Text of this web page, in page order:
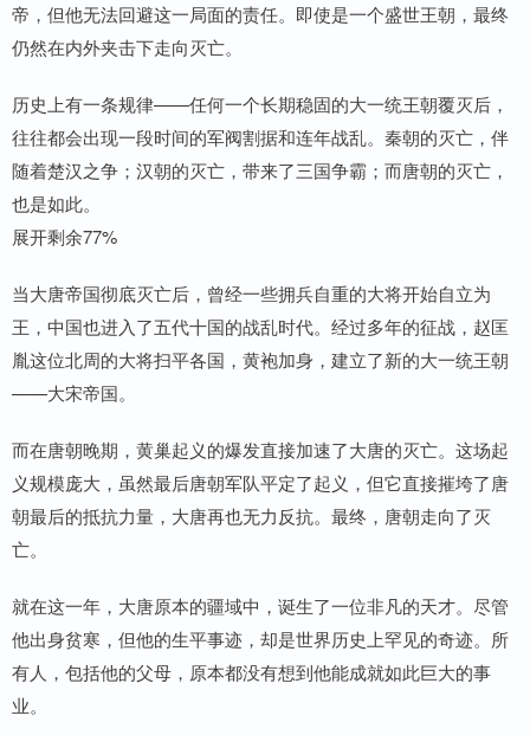
帝，但他无法回避这一局面的责任。即使是一个盛世王朝，最终
仍然在内外夹击下走向灭亡。
历史上有一条规律——任何一个长期稳固的大一统王朝覆灭后，
往往都会出现一段时间的军阀割据和连年战乱。秦朝的灭亡，伴
随着楚汉之争；汉朝的灭亡，带来了三国争霸；而唐朝的灭亡，
也是如此。
展开剩余77%
当大唐帝国彻底灭亡后，曾经一些拥兵自重的大将开始自立为
王，中国也进入了五代十国的战乱时代。经过多年的征战，赵匡
胤这位北周的大将扫平各国，黄袍加身，建立了新的大一统王朝
——大宋帝国。
而在唐朝晚期，黄巢起义的爆发直接加速了大唐的灭亡。这场起
义规模庞大，虽然最后唐朝军队平定了起义，但它直接摧垮了唐
朝最后的抵抗力量，大唐再也无力反抗。最终，唐朝走向了灭
亡。
就在这一年，大唐原本的疆域中，诞生了一位非凡的天才。尽管
他出身贫寒，但他的生平事迹，却是世界历史上罕见的奇迹。所
有人，包括他的父母，原本都没有想到他能成就如此巨大的事
业。